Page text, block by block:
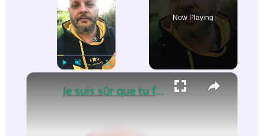
Now Playing
×
Je suis sûr que tu ferais pas ça si tu étais sur une île déserte￼